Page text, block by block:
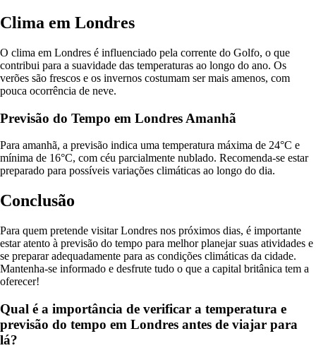
Clima em Londres
O clima em Londres é influenciado pela corrente do Golfo, o que
contribui para a suavidade das temperaturas ao longo do ano. Os
verões são frescos e os invernos costumam ser mais amenos, com
pouca ocorrência de neve.
Previsão do Tempo em Londres Amanhã
Para amanhã, a previsão indica uma temperatura máxima de 24°C e
mínima de 16°C, com céu parcialmente nublado. Recomenda-se estar
preparado para possíveis variações climáticas ao longo do dia.
Conclusão
Para quem pretende visitar Londres nos próximos dias, é importante
estar atento à previsão do tempo para melhor planejar suas atividades e
se preparar adequadamente para as condições climáticas da cidade.
Mantenha-se informado e desfrute tudo o que a capital britânica tem a
oferecer!
Qual é a importância de verificar a temperatura e
previsão do tempo em Londres antes de viajar para
lá?